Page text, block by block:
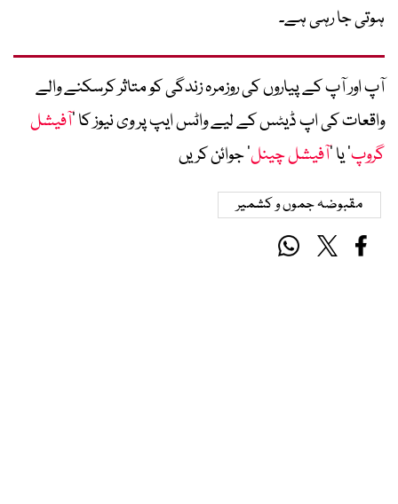
ہوتی جا رہی ہے۔
آپ اور آپ کے پیاروں کی روزمرہ زندگی کو متاثر کرسکنے والے
واقعات کی اپ ڈیٹس کے لیے واٹس ایپ پر وی نیوز کا ’آفیشل
گروپ‘ یا ’آفیشل چینل‘ جوائن کریں
مقبوضہ جموں و کشمیر